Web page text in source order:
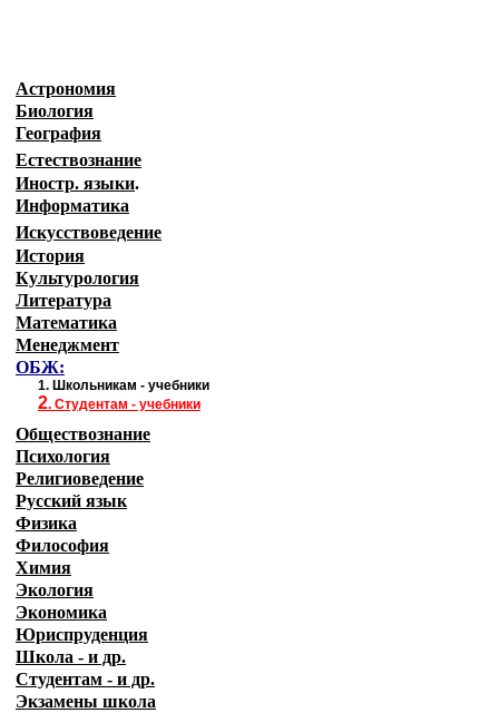
Астрономия
Биология
География
Естествознание
Иностр. языки.
Информатика
Искусствоведение
История
Культурология
Литература
Математика
Менеджмент
ОБЖ:
1. Школьникам - учебники
2. Студентам - учебники
Обществознание
Психология
Религиоведение
Русский язык
Физика
Философия
Химия
Экология
Экономика
Юриспруденция
Школа - и др.
Студентам - и др.
Экзамены школа